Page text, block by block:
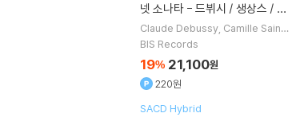
넷 소나타 - 드뷔시 / 생상스 / 풀
랑크 (Debussy / Saint-Saen
s / Poulenc: La clarinette pa
risienne)
Claude Debussy Camille Saint-
Saens Francis Poulenc
BIS Records
19% 21,100원
220원
SACD Hybrid